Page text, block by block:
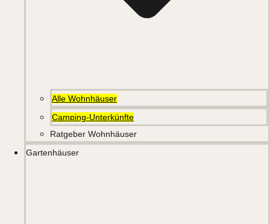
Alle Wohnhäuser
Camping-Unterkünfte
Ratgeber Wohnhäuser
Gartenhäuser